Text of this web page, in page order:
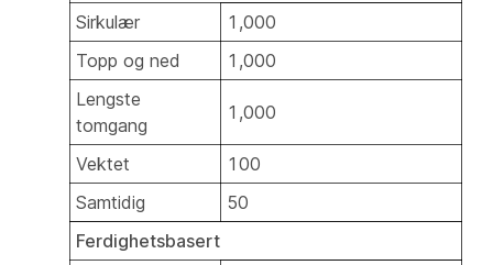
Sirkulær
1,000
Topp og ned
1,000
Lengste
tomgang
1,000
Vektet
100
Samtidig
50
Ferdighetsbasert